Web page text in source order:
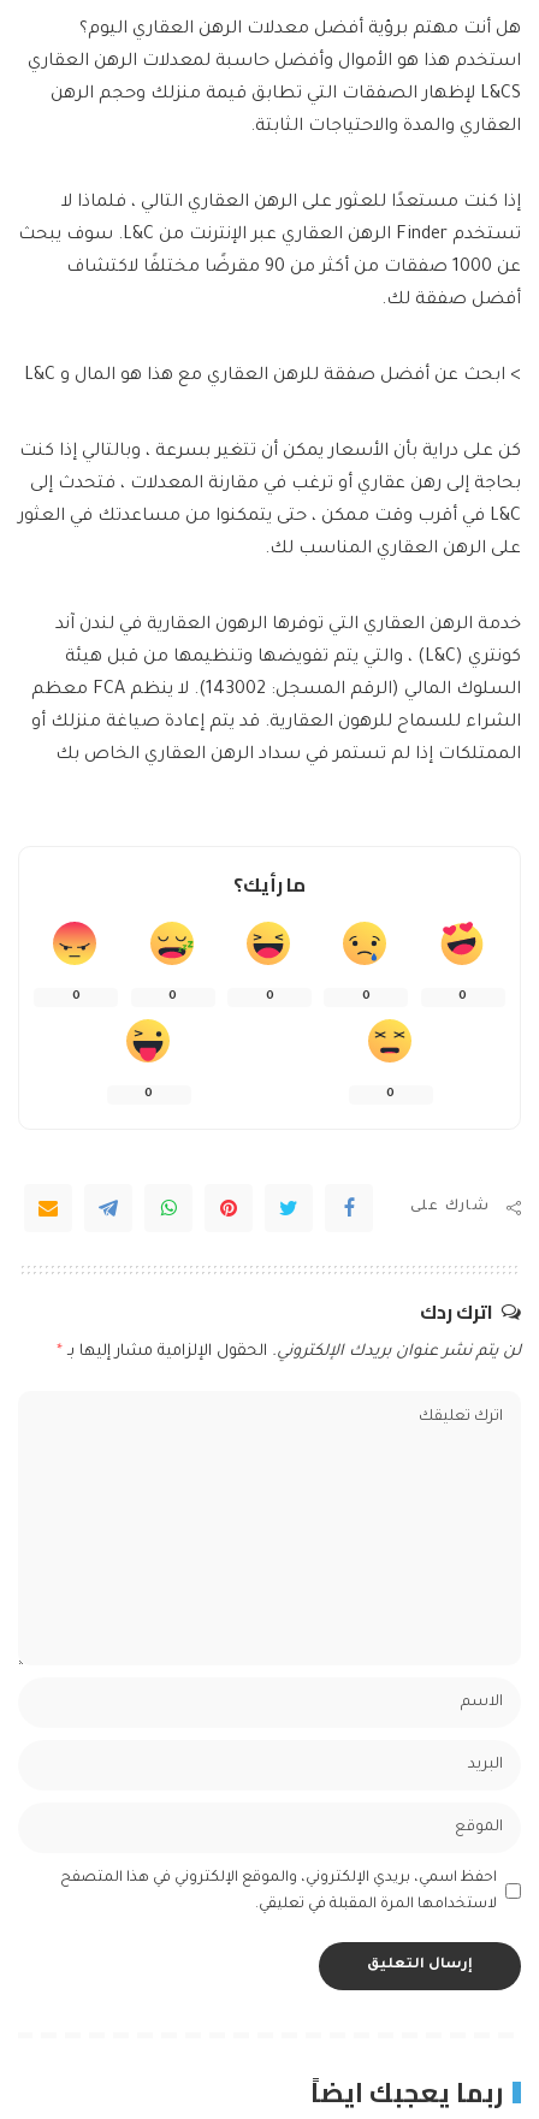
هل أنت مهتم برؤية أفضل معدلات الرهن العقاري اليوم؟
استخدم هذا هو الأموال وأفضل حاسبة لمعدلات الرهن العقاري
L&CS لإظهار الصفقات التي تطابق قيمة منزلك وحجم الرهن
العقاري والمدة والاحتياجات الثابتة.
إذا كنت مستعدًا للعثور على الرهن العقاري التالي ، فلماذا لا
تستخدم Finder الرهن العقاري عبر الإنترنت من L&C. سوف يبحث
عن 1000 صفقات من أكثر من 90 مقرضًا مختلفًا لاكتشاف
أفضل صفقة لك.
> ابحث عن أفضل صفقة للرهن العقاري مع هذا هو المال و L&C
كن على دراية بأن الأسعار يمكن أن تتغير بسرعة ، وبالتالي إذا كنت
بحاجة إلى رهن عقاري أو ترغب في مقارنة المعدلات ، فتحدث إلى
L&C في أقرب وقت ممكن ، حتى يتمكنوا من مساعدتك في العثور
على الرهن العقاري المناسب لك.
خدمة الرهن العقاري التي توفرها الرهون العقارية في لندن آند
كونتري (L&C) ، والتي يتم تفويضها وتنظيمها من قبل هيئة
السلوك المالي (الرقم المسجل: 143002). لا ينظم FCA معظم
الشراء للسماح للرهون العقارية. قد يتم إعادة صياغة منزلك أو
الممتلكات إذا لم تستمر في سداد الرهن العقاري الخاص بك
ما رأيك؟
0
0
0
0
0
0
0
شارك على
اترك ردك
لن يتم نشر عنوان بريدك الإلكتروني. الحقول الإلزامية مشار إليها بـ *
احفظ اسمي، بريدي الإلكتروني، والموقع الإلكتروني في هذا المتصفح
لاستخدامها المرة المقبلة في تعليقي.
ربما يعجبك ايضاً